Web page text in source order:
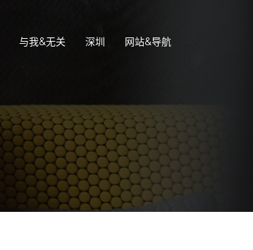
与我&无关 深圳 网站&导航